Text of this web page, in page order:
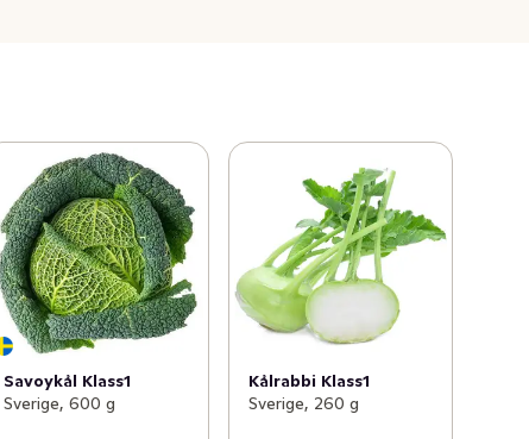
Savoykål Klass1
Sverige, 600 g
Kålrabbi Klass1
Sverige, 260 g